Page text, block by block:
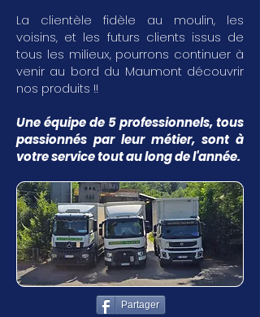
La clientèle fidèle au moulin, les
voisins, et les futurs clients issus de
tous les milieux, pourrons continuer à
venir au bord du Maumont découvrir
nos produits !!
Une équipe de 5 professionnels, tous
passionnés par leur métier, sont à
votre service tout au long de l'année.
Partager